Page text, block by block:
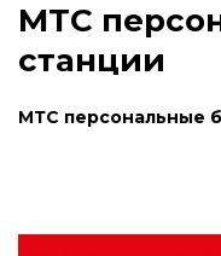
МТС
станции
МТС персональные